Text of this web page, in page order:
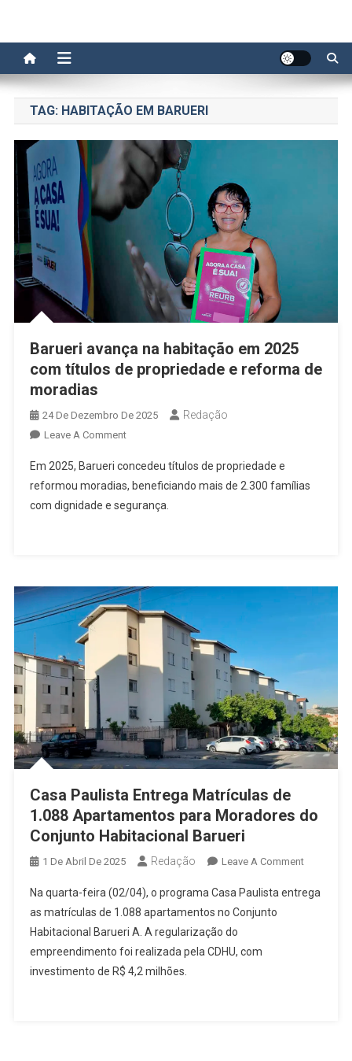
TAG: HABITAÇÃO EM BARUERI
Barueri avança na habitação em 2025
com títulos de propriedade e reforma de
moradias
24 De Dezembro De 2025 Redação
Leave A CommentOn
Avança
Na
Habitação
De
Propriedade
E
Reforma
De
Moradias
Em 2025, Barueri concedeu títulos de propriedade e
reformou moradias, beneficiando mais de 2.300 famílias
com dignidade e segurança.
Casa Paulista Entrega Matrículas de
1.088 Apartamentos para Moradores do
Conjunto Habitacional Barueri
1 De Abril De 2025 Redação Leave A CommentOn
Paulista
Na quarta-feira (02/04), o programa Casa Paulista entrega
as matrículas de 1.088 apartamentos no Conjunto
Habitacional Barueri A. A regularização do
empreendimento foi realizada pela CDHU, com
investimento de R$ 4,2 milhões.